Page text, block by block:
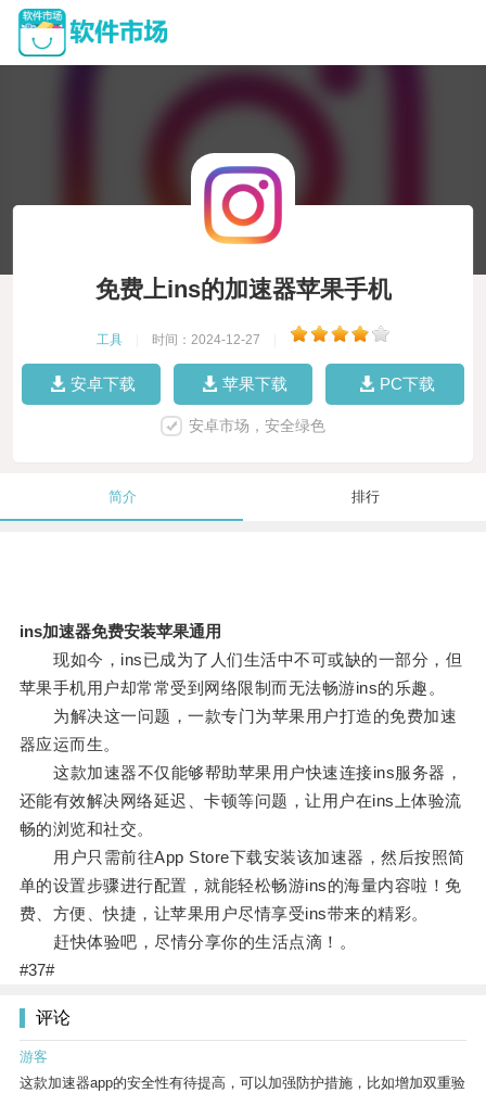
免费上ins的加速器苹果手机
工具 时间：2024-12-27
安卓下载 苹果下载 PC下载
安卓市场，安全绿色
简介 排行
ins加速器免费安装苹果通用
现如今，ins已成为了人们生活中不可或缺的一部分，但
苹果手机用户却常常受到网络限制而无法畅游ins的乐趣。
为解决这一问题，一款专门为苹果用户打造的免费加速
器应运而生。
这款加速器不仅能够帮助苹果用户快速连接ins服务器，
还能有效解决网络延迟、卡顿等问题，让用户在ins上体验流
畅的浏览和社交。
用户只需前往App Store下载安装该加速器，然后按照简
单的设置步骤进行配置，就能轻松畅游ins的海量内容啦！免
费、方便、快捷，让苹果用户尽情享受ins带来的精彩。
赶快体验吧，尽情分享你的生活点滴！。
#37#
评论
游客
这款加速器app的安全性有待提高，可以加强防护措施，比如增加双重验